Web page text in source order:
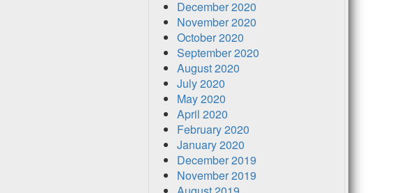
December 2020
November 2020
October 2020
September 2020
August 2020
July 2020
May 2020
April 2020
February 2020
January 2020
December 2019
November 2019